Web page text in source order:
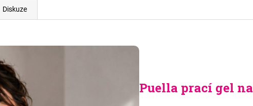
Diskuze
Puella prací gel